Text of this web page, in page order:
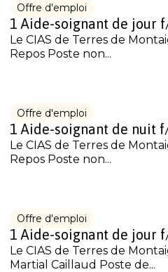
Offre d'emploi
1 Aide-soignant de jour
Le CIAS de Terres de
Repos Poste non...
Offre d'emploi
1 Aide-soignant de nuit
Le CIAS de Terres de
Repos Poste non...
Offre d'emploi
1 Aide-soignant de jour
Le CIAS de Terres de
Martial Caillaud Poste de...